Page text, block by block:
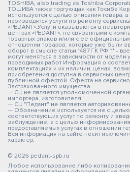
TOSHIBA, also trading as Toshiba
ТОШИБА также торгующая как Тосиба
используется с целью описания товара,
производятся услуги по ремонту
«PEDANT».Услуги оказываются в
центрах «PEDANT», не связанными с
товарных знаков и/или с ее
отношении товаров, которые уже были
оборот в смысле статьи 1487 ГК РФ ** -
могут меняться в зависимости от модели
проводимых работ Информация о
комплектациях и их наличии, ценах,
приобретения доступна в сервисных
публичной офертой. Оферта на
Застрахованного имущества
— СЦ не является уполномоченной
импортера, изготовителя.
— СЦ "Педант" не является
— Обозначение используется не с целью
соответствующих услуг по ремонту и
заблуждение, а с целью
предоставляемых услугах в отношении
Вся информация на сайте носит
характер.
© 2026 pedant-spb.ru
Любое использование либо